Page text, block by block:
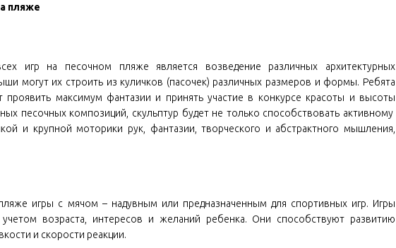
пляже
игр на песочном пляже является возведение различных архитектурных
могут их строить из куличков (пасочек) различных размеров и формы. Ребята
проявить максимум фантазии и принять участие в конкурсе красоты и высоты
песочных композиций, скульптур будет не только способствовать активному
и крупной моторики рук, фантазии, творческого и абстрактного мышления,
игры с мячом – надувным или предназначенным для спортивных игр. Игры
возраста, интересов и желаний ребенка. Они способствуют развитию
и скорости реакции.